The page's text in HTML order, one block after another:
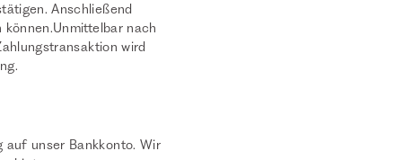
Anschließend
nach
wird
auf unser Bankkonto. Wir